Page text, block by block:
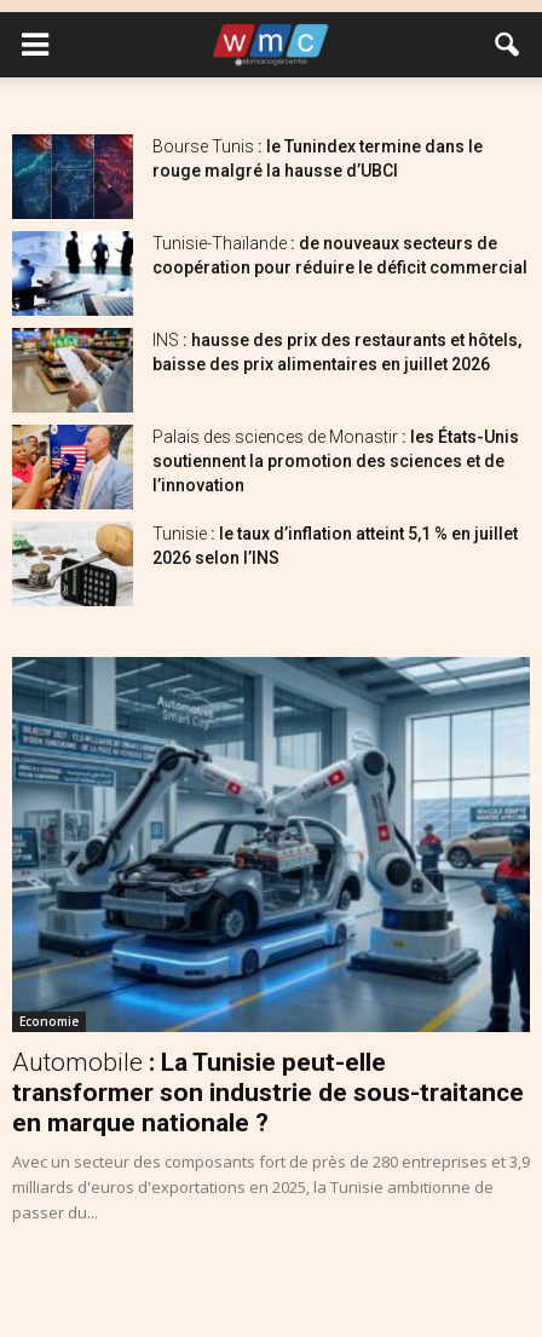
Bourse Tunis : le Tunindex termine dans le
rouge malgré la hausse d’UBCI
Tunisie-Thaïlande : de nouveaux secteurs de
coopération pour réduire le déficit commercial
INS : hausse des prix des restaurants et hôtels,
baisse des prix alimentaires en juillet 2026
Palais des sciences de Monastir : les États-Unis
soutiennent la promotion des sciences et de
l’innovation
Tunisie : le taux d’inflation atteint 5,1 % en juillet
2026 selon l’INS
Economie
Automobile : La Tunisie peut-elle
transformer son industrie de sous-traitance
en marque nationale ?
Avec un secteur des composants fort de près de 280 entreprises et 3,9
milliards d'euros d'exportations en 2025, la Tunisie ambitionne de
passer du...